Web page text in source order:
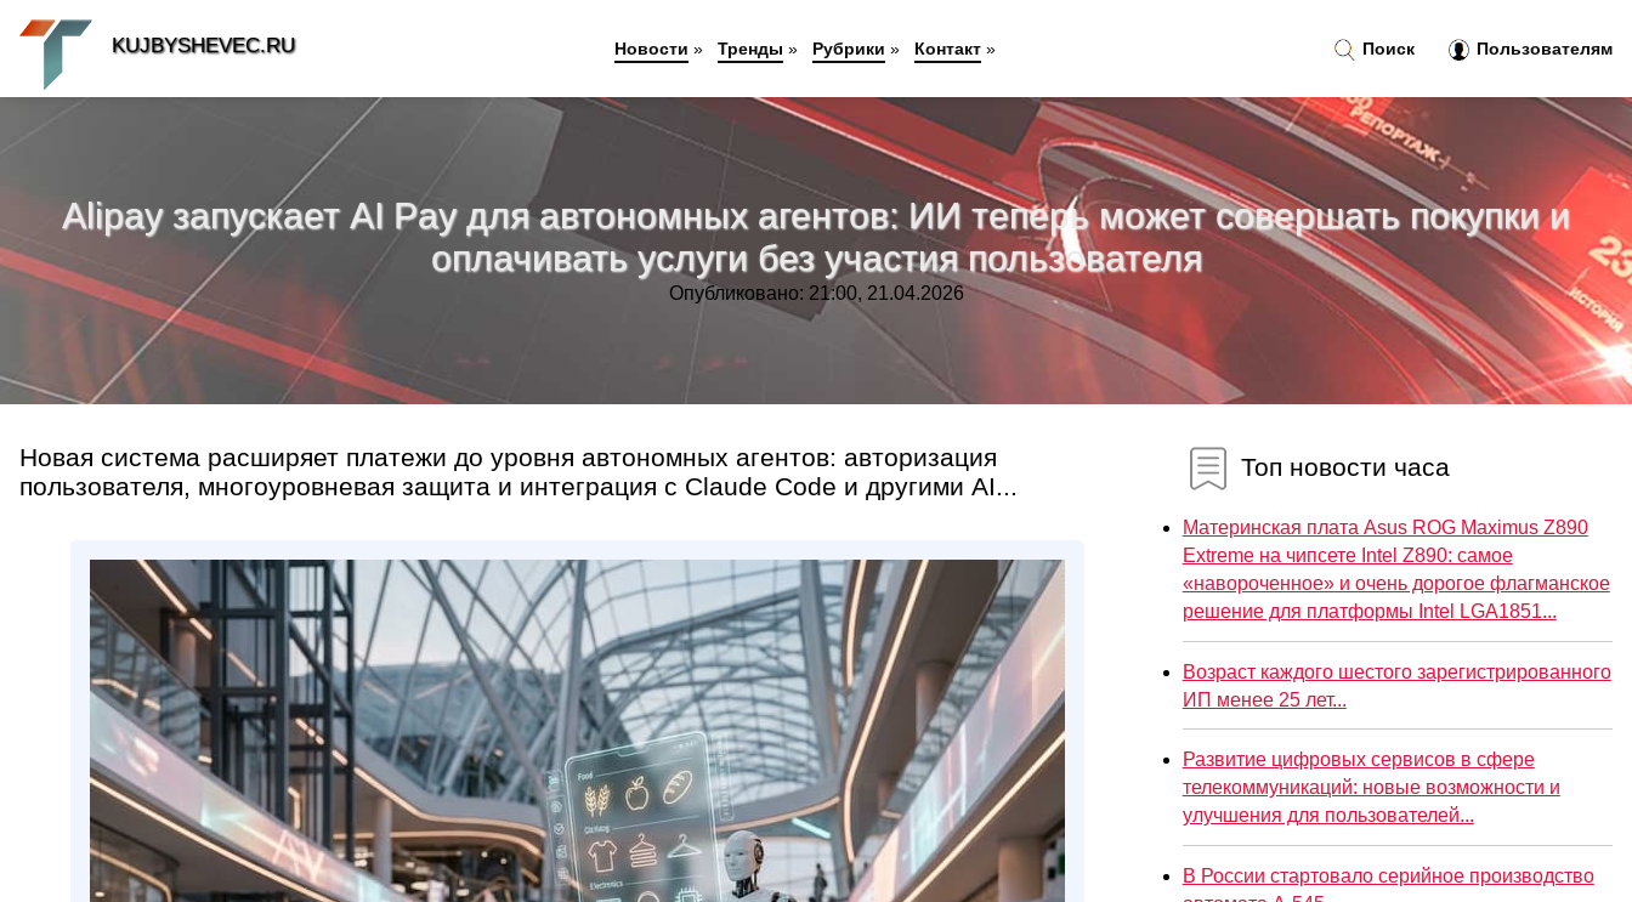
Alipay запускает AI Pay для автономных агентов: ИИ теперь может совершать покупки и
оплачивать услуги без участия пользователя
Опубликовано: 21:00, 21.04.2026
Новая система расширяет платежи до уровня автономных агентов: авторизация
пользователя, многоуровневая защита и интеграция с Claude Code и другими AI...
Топ новости часа
Материнская плата Asus ROG Maximus Z890
Extreme на чипсете Intel Z890: самое
«навороченное» и очень дорогое флагманское
решение для платформы Intel LGA1851...
Возраст каждого шестого зарегистрированного
ИП менее 25 лет...
Развитие цифровых сервисов в сфере
телекоммуникаций: новые возможности и
улучшения для пользователей...
В России стартовало серийное производство
Поиск Пользователям
KUJBYSHEVEC.RU Новости » Тренды » Рубрики » Контакт»